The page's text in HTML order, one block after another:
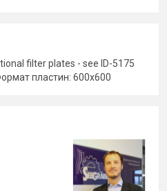
filter plates - see ID-5175
пластин: 600x600